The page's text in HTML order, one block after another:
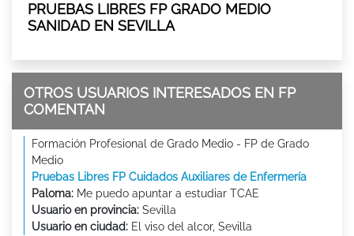
PRUEBAS LIBRES FP GRADO MEDIO
SANIDAD EN SEVILLA
OTROS USUARIOS INTERESADOS EN FP
COMENTAN
Formación Profesional de Grado Medio - FP de Grado
Medio
Pruebas Libres FP Cuidados Auxiliares de Enfermería
Paloma: Me puedo apuntar a estudiar TCAE
Usuario en provincia: Sevilla
Usuario en ciudad: El viso del alcor, Sevilla